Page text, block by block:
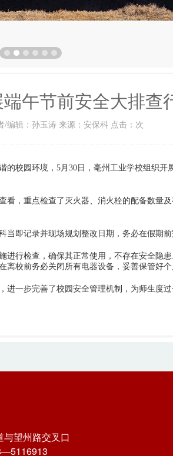
午节前安全大排查
编辑：孙玉涛 来源：安保科 点击： 次
校园环境，5月30日，亳州工业学校组织
，重点检查了灭火器、消火栓的配备数量
即记录并现场规划整改日期，务必在假期
行检查，确保其正常使用，不存在安全隐
校前务必关闭所有电器设备，妥善保管好个
一步完善了校园安全管理机制，为师生度
望州路交叉口